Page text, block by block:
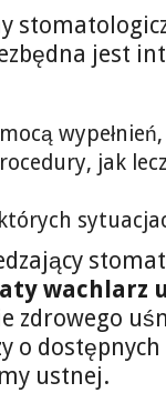
jest
wypełnień,
jak
wachlarz
zdrowego
o
ustnej.